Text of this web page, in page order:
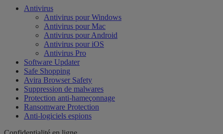
Antivirus
Antivirus pour Windows
Antivirus pour Mac
Antivirus pour Android
Antivirus pour iOS
Antivirus Pro
Software Updater
Safe Shopping
Avira Browser Safety
Suppression de malwares
Protection anti-hameçonnage
Ransomware Protection
Anti-logiciels espions